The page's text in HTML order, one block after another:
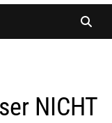
NICHT